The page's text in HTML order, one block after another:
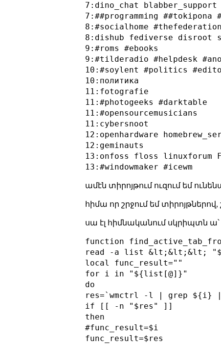
7:dino_chat
7:##programming ##tokipona
8:#socialhome
8:dishub fediverse disroot
9:#roms #ebooks
9:#tilderadio #helpdesk
10:#soylent #politics
10:политика
11:fotografie
11:#photogeeks #darktable
11:#opensourcemusicians
11:cybersnoot
12:openhardware
12:geminauts
13:onfoss floss linuxforum
ամէն տիրոյթում ուզում եմ
հիմա որ շրջում եմ
սա էլ հիմնականում սկրիպտն ա՝
function
read -a list &lt;&lt;&lt;
local func_result=""
for i in "${list[@]}"
do
res=`wmctrl -l | grep ${i}
if [[ -n "$res" ]]
then
#func_result=$i
func_result=$res